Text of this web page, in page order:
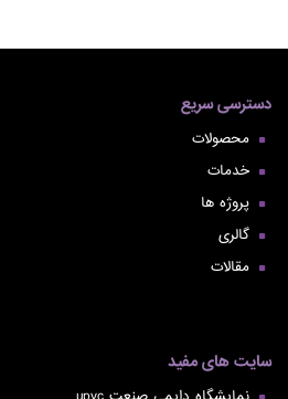
دسترسی سریع
محصولات
خدمات
پروژه ها
گالری
مقالات
سایت های مفید